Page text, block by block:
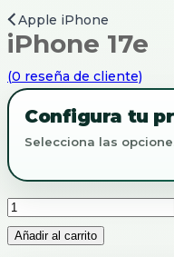
Apple iPhone
iPhone 17e
(0 reseña de cliente)
Configura tu
Selecciona las
iPhone
17e
cantidad
Añadir al carrito